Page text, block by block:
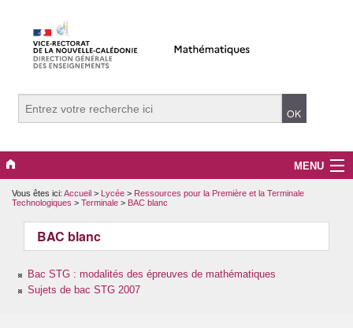
MENU
Evènements
Collège
Lycée
Vous êtes ici: Accueil > Lycée > Ressources pour la Première et la Terminale
Technologiques > Terminale > BAC blanc
BAC blanc
Bac STG : modalités des épreuves de mathématiques
Sujets de bac STG 2007